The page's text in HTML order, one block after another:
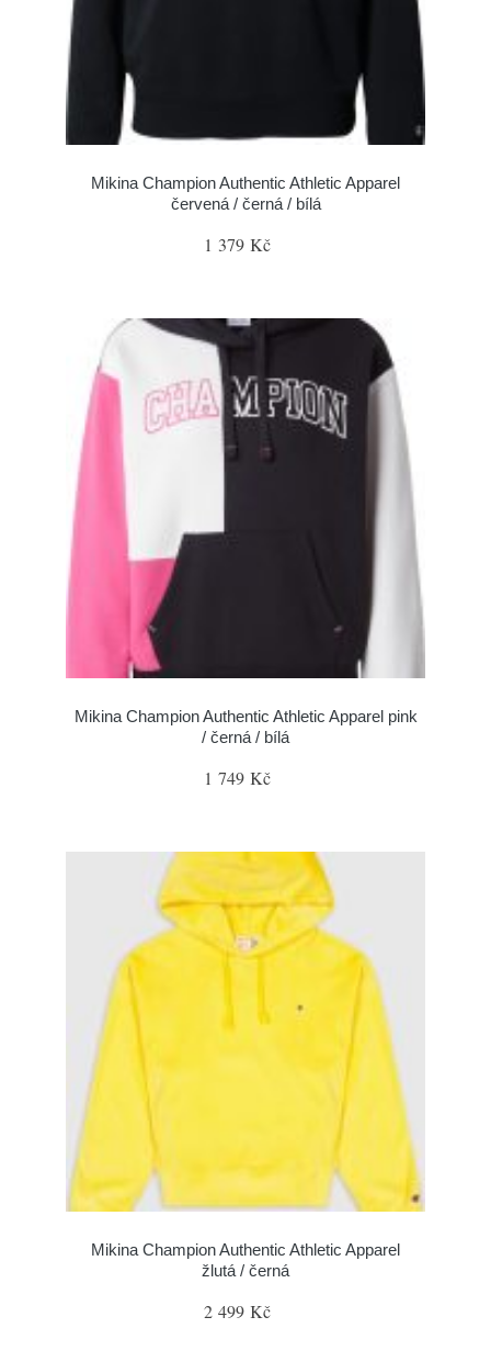
Mikina Champion Authentic Athletic Apparel
červená / černá / bílá
1 379 Kč
Mikina Champion Authentic Athletic Apparel pink
/ černá / bílá
1 749 Kč
Mikina Champion Authentic Athletic Apparel
žlutá / černá
2 499 Kč